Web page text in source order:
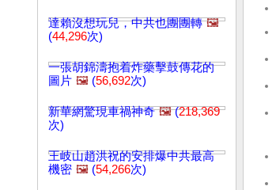
達賴沒想玩兒，中共也團團轉 🖼️
(44,296次)
一張胡錦濤抱着炸藥擊鼓傳花的
圖片 🖼️ (56,692次)
新華網驚現車禍神奇 🖼️(218,369
次)
王岐山趙洪祝的安排爆中共最高
機密 🖼️ (54,266次)